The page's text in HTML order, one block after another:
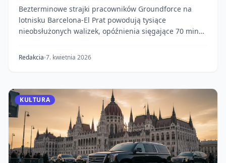
Bezterminowe strajki pracowników Groundforce na
lotnisku Barcelona-El Prat powodują tysiące
nieobsłużonych walizek, opóźnienia sięgające 70 minut
Redakcia 7. kwietnia 2026
KULTURA